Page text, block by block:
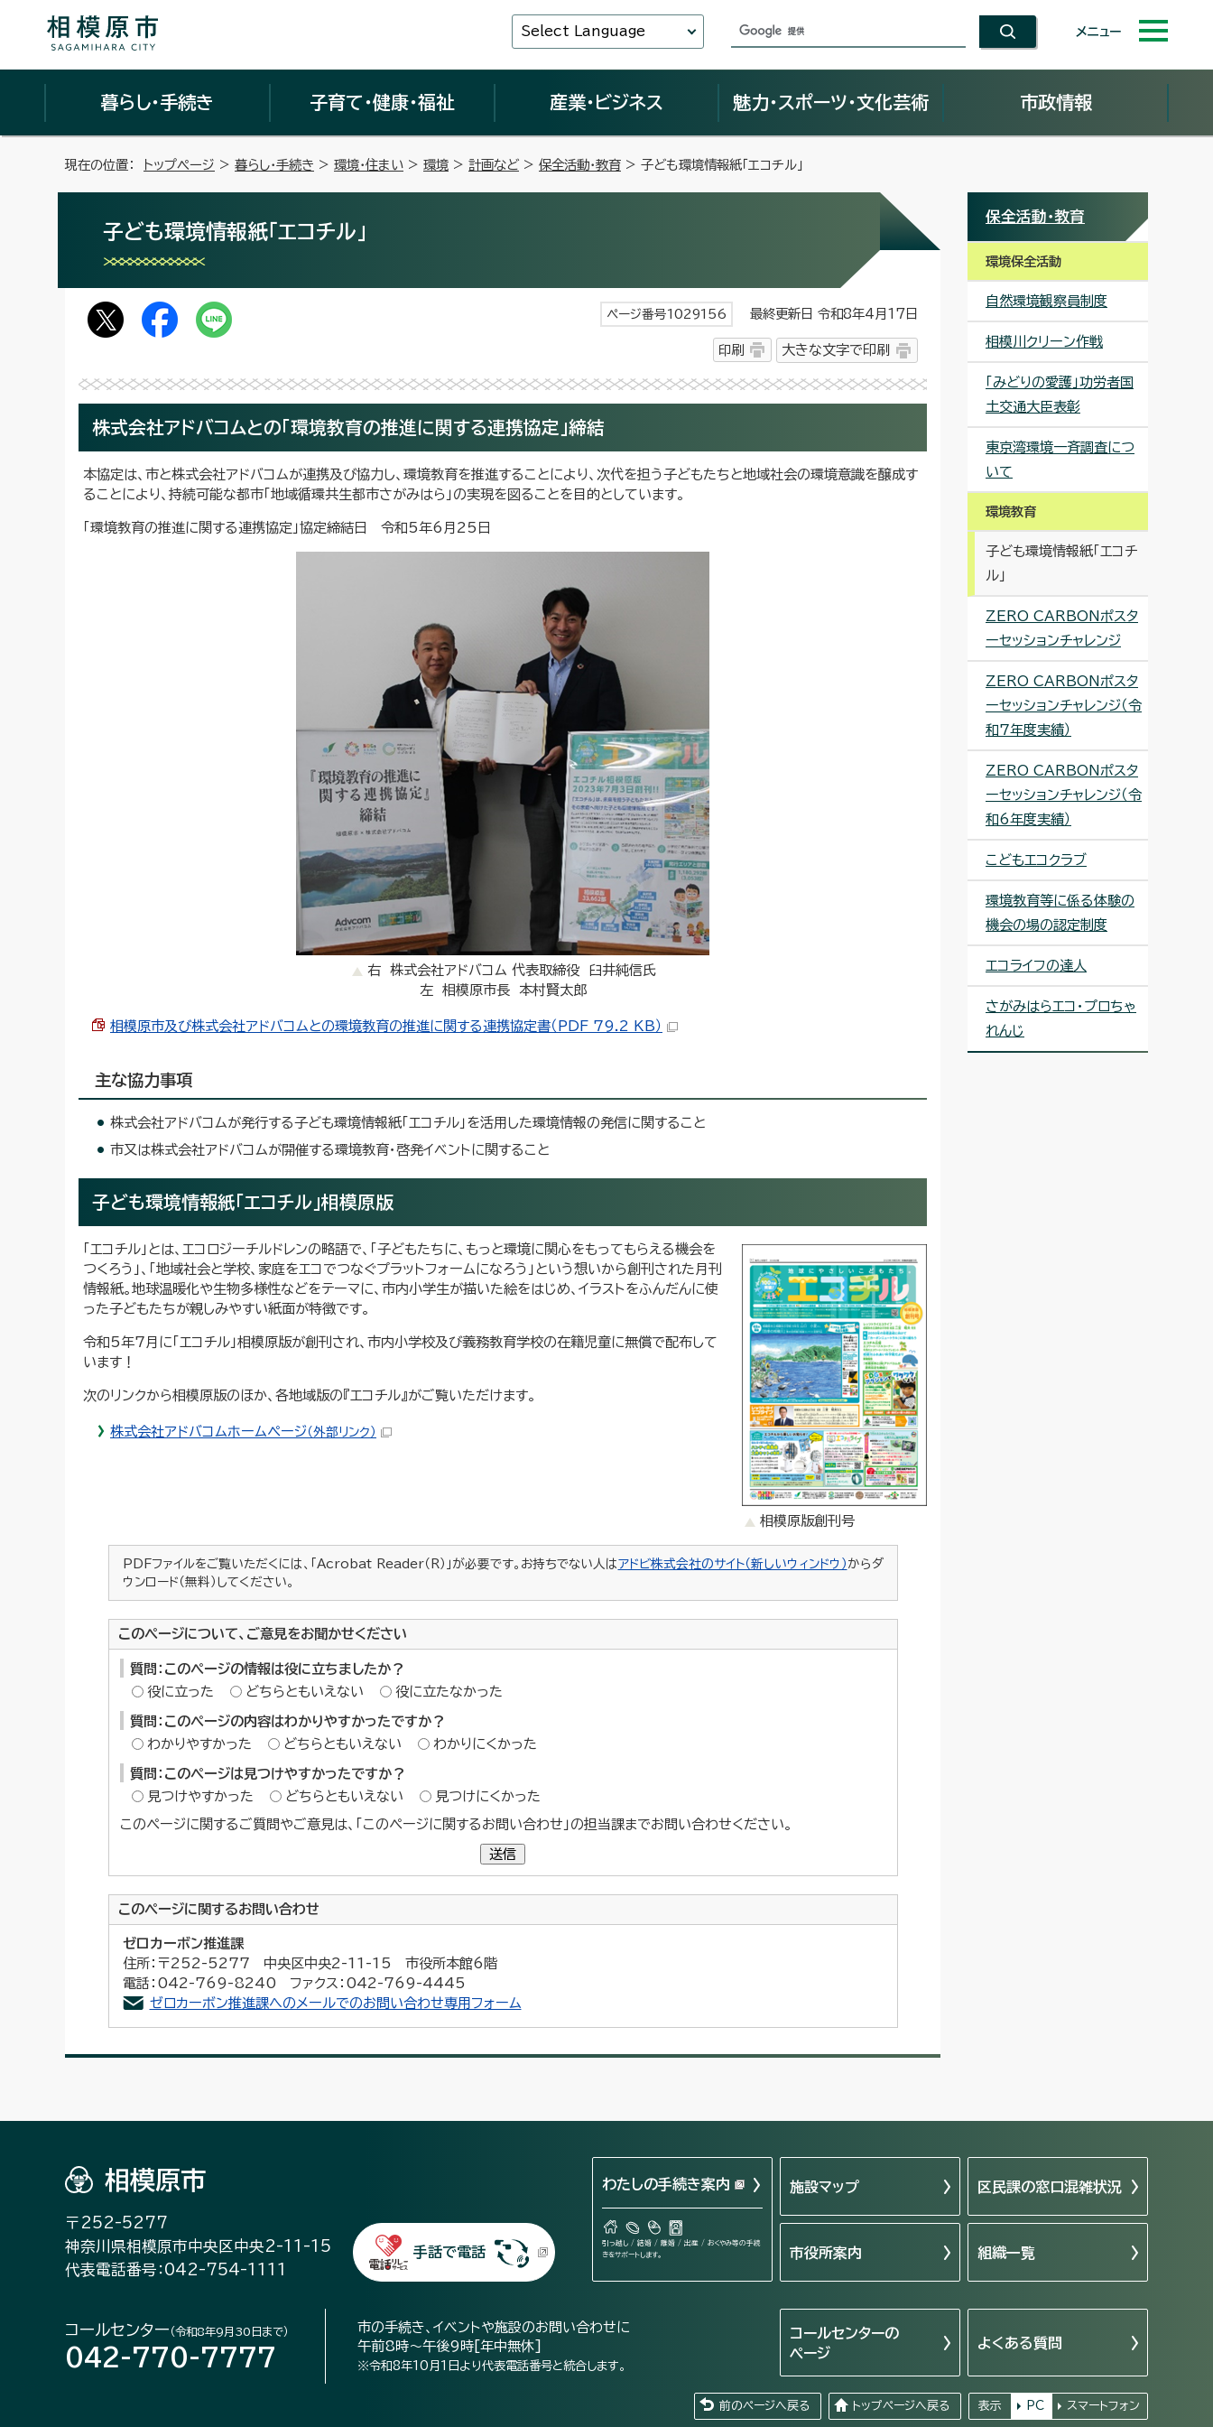
Select Language メニュー
暮らし・手続き 子育て・健康・福祉 産業・ビジネス 魅力・スポーツ・文化芸術 市政情報
現在の位置： トップページ > 暮らし・手続き > 環境・住まい > 環境 > 計画など > 保全活動・教育 > 子ども環境情報紙「エコチル」
子ども環境情報紙「エコチル」
ページ番号1029156 最終更新日 令和8年4月17日
印刷 大きな文字で印刷
株式会社アドバコムとの「環境教育の推進に関する連携協定」締結
本協定は、市と株式会社アドバコムが連携及び協力し、環境教育を推進することにより、次代を担う子どもたちと地域社会の環境意識を醸成す
ることにより、持続可能な都市「地域循環共生都市さがみはら」の実現を図ることを目的としています。
「環境教育の推進に関する連携協定」協定締結日 令和5年6月25日
右 株式会社アドバコム 代表取締役 臼井純信氏
左 相模原市長 本村賢太郎
相模原市及び株式会社アドバコムとの環境教育の推進に関する連携協定書（PDF 79.2 KB）
主な協力事項
株式会社アドバコムが発行する子ども環境情報紙「エコチル」を活用した環境情報の発信に関すること
市又は株式会社アドバコムが開催する環境教育・啓発イベントに関すること
子ども環境情報紙「エコチル」相模原版
相模原版創刊号
「エコチル」とは、エコロジーチルドレンの略語で、「子どもたちに、もっと環境に関心をもってもらえる機会を
つくろう」、「地域社会と学校、家庭をエコでつなぐプラットフォームになろう」という想いから創刊された月刊
情報紙。地球温暖化や生物多様性などをテーマに、市内小学生が描いた絵をはじめ、イラストをふんだんに使
った子どもたちが親しみやすい紙面が特徴です。
令和5年7月に「エコチル」相模原版が創刊され、市内小学校及び義務教育学校の在籍児童に無償で配布して
います！
次のリンクから相模原版のほか、各地域版の『エコチル』がご覧いただけます。
株式会社アドバコムホームページ（外部リンク）
PDFファイルをご覧いただくには、「Acrobat Reader（R）」が必要です。お持ちでない人はアドビ株式会社のサイト（新しいウィンドウ） からダ
ウンロード（無料）してください。
このページについて、ご意見をお聞かせください
質問：このページの情報は役に立ちましたか？
役に立った
どちらともいえない 役に立たなかった
質問：このページの内容はわかりやすかったですか？
わかりやすかった
どちらともいえない わかりにくかった
質問：このページは見つけやすかったですか？
見つけやすかった
どちらともいえない 見つけにくかった
このページに関するご質問やご意見は、「このページに関するお問い合わせ」の担当課までお問い合わせください。
送信
このページに関するお問い合わせ
ゼロカーボン推進課
住所：〒252-5277 中央区中央2-11-15 市役所本館6階
電話：042-769-8240 ファクス：042-769-4445
ゼロカーボン推進課へのメールでのお問い合わせ専用フォーム
保全活動・教育
環境保全活動
自然環境観察員制度
相模川クリーン作戦
「みどりの愛護」功労者国
土交通大臣表彰
東京湾環境一斉調査につ
いて
環境教育
子ども環境情報紙「エコチ
ル」
ZERO CARBONポスタ
ーセッションチャレンジ
ZERO CARBONポスタ
ーセッションチャレンジ（令
和7年度実績）
ZERO CARBONポスタ
ーセッションチャレンジ（令
和6年度実績）
こどもエコクラブ
環境教育等に係る体験の
機会の場の認定制度
エコライフの達人
さがみはらエコ・プロちゃ
れんじ
相模原市
〒252-5277
神奈川県相模原市中央区中央2-11-15
代表電話番号：042-754-1111
手話で電話
わたしの手続き案内
引っ越し / 結婚 / 離婚 / 出産 / おくやみ等の手続
きをサポートします。
施設マップ 区民課の窓口混雑状況
市役所案内 組織一覧
コールセンター （令和8年9月30日まで）
042-770-7777
市の手続き、イベントや施設のお問い合わせに
午前8時～午後9時[年中無休]
※令和8年10月1日より代表電話番号と統合します。
コールセンターの
ページ
よくある質問
前のページへ戻る トップページへ戻る 表示 PC スマートフォン